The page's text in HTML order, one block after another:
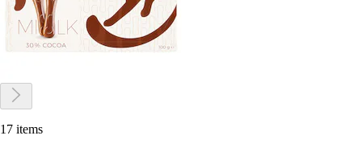
17 items